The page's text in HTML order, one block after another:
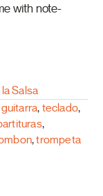
with note-
Salsa
guitarra, teclado,
,
,trompeta